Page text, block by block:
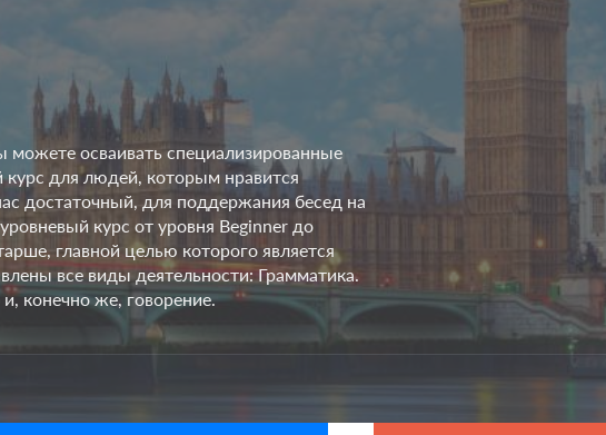
осваивать специализированные
курс для людей, которым нравится
достаточный, для поддержания бесед на
курс от уровня Beginner до
главной целью которого является
все виды деятельности: Грамматика.
конечно же, говорение.